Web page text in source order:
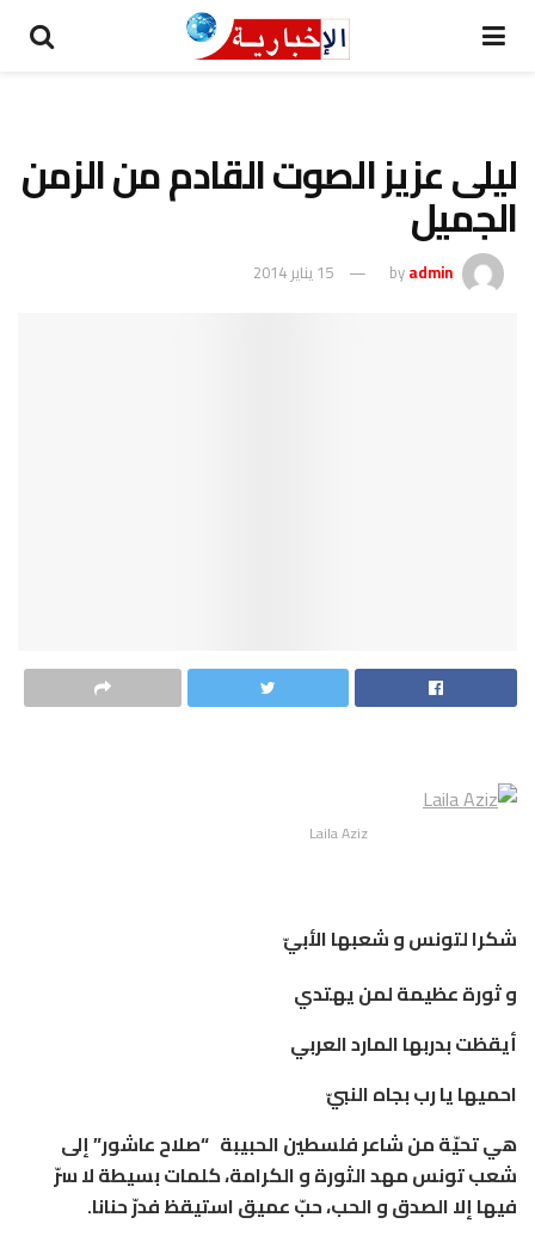
ليلى عزيز الصوت القادم من الزمن
الجميل
byadmin 15 يناير 2014
Laila Aziz
شكرا لتونس و شعبها الأبيّ
و ثورة عظيمة لمن يهتدي
أيقظت بدربها المارد العربي
احميها يا رب بجاه النبيّ
هي تحيّة من شاعر فلسطين الحبيبة “صلاح عاشور” إلى
شعب تونس مهد الثورة و الكرامة، كلمات بسيطة لا سرّ
فيها إلا الصدق و الحب، حبّ عميق استيقظ فدرّ حنانا.